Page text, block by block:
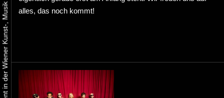
alles, das noch kommt!